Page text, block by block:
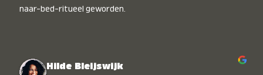
naar-bed-ritueel geworden.
Hilde Bleijswijk